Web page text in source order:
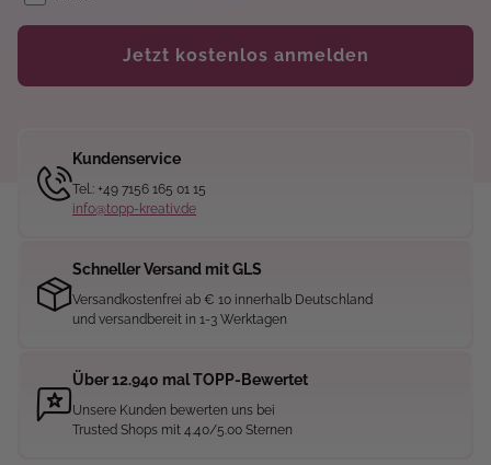
Jetzt kostenlos anmelden
Kundenservice
Tel.: +49 7156 165 01 15
info@topp-kreativ.de
Schneller Versand mit GLS
Versandkostenfrei ab € 10 innerhalb Deutschland
und versandbereit in 1-3 Werktagen
Über 12.940 mal TOPP-Bewertet
Unsere Kunden bewerten uns bei
Trusted Shops mit 4.40/5.00 Sternen